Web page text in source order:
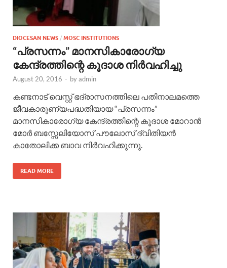
DIOCESAN NEWS / MOSC INSTITUTIONS
“പ്രസന്നം” മാനസികാരോഗ്യ
കേന്ദ്രത്തിന്റെ കൂദാശ നിർവഹിച്ചു
August 20, 2016 - byadmin
കണ്ടനാട് വെസ്റ്റ് ഭദ്രാസനത്തിലെ പതിനാലമത്തെ
ജീവകാരുണ്യപദ്ധതിയായ “പ്രസന്നം”
മാനസികാരോഗ്യ കേന്ദ്രത്തിന്റെ കൂദാശ മോറാൻ
മോർ ബസ്സേലിയോസ് പൗലോസ് ദ്വിതിയൻ
കാതോലിക്ക ബാവ നിർവഹിക്കുന്നു.
READ MORE